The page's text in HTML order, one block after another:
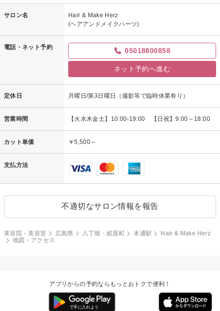
サロン名
Hair & Make Herz
(ヘアアンドメイクハーツ)
電話・ネット予約 05018800858
ネット予約へ進む
定休日 月曜日/第3日曜日（撮影等で臨時休業有り）
営業時間 【火水木金土】10:00-19:00 【日祝】9:00～18:00
カット単価 ￥5,500～
支払方法
不適切なサロン情報を報告
美容院・美容室 広島県 八丁堀・紙屋町 本通駅
Hair & Make Herz
地図・アクセス
アプリからの予約ならもっとおトクで便利！